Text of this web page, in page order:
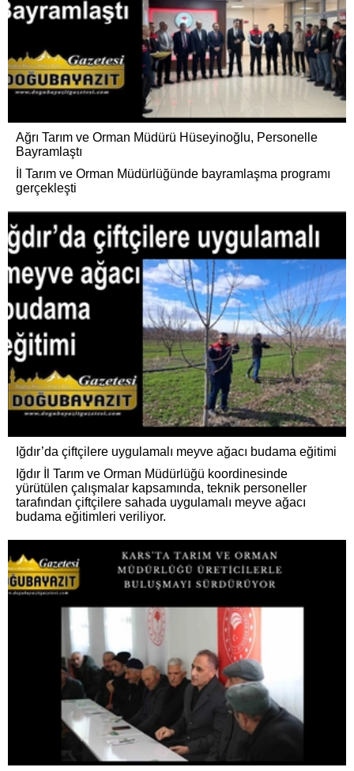
Ağrı Tarım ve Orman Müdürü Hüseyinoğlu, Personelle
Bayramlaştı
İl Tarım ve Orman Müdürlüğünde bayramlaşma programı
gerçekleşti
Iğdır’da çiftçilere uygulamalı meyve ağacı budama eğitimi
Iğdır İl Tarım ve Orman Müdürlüğü koordinesinde
yürütülen çalışmalar kapsamında, teknik personeller
tarafından çiftçilere sahada uygulamalı meyve ağacı
budama eğitimleri veriliyor.